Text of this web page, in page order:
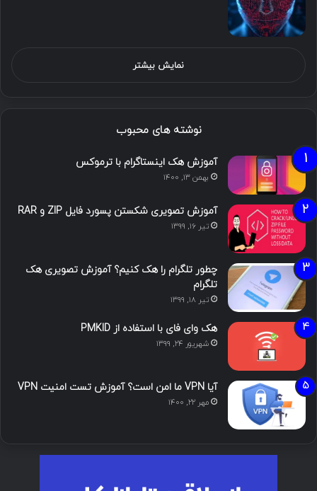
نمایش بیشتر
نوشته های محبوب
آموزش هک اینستاگرام با ترموکس
بهمن ۱۳, ۱۴۰۰
آموزش تصویری شکستن پسورد فایل ZIP و RAR
تیر ۱۶, ۱۳۹۹
چطور تلگرام را هک کنیم؟ آموزش تصویری هک
تلگرام
تیر ۱۸, ۱۳۹۹
هک وای فای با استفاده از PMKID
شهریور ۲۴, ۱۳۹۹
آیا VPN ما امن است؟ آموزش تست امنیت VPN
مهر ۲۲, ۱۴۰۰